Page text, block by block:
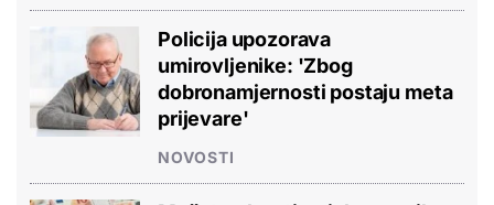
Policija upozorava
umirovljenike: 'Zbog
dobronamjernosti postaju meta
prijevare'
NOVOSTI